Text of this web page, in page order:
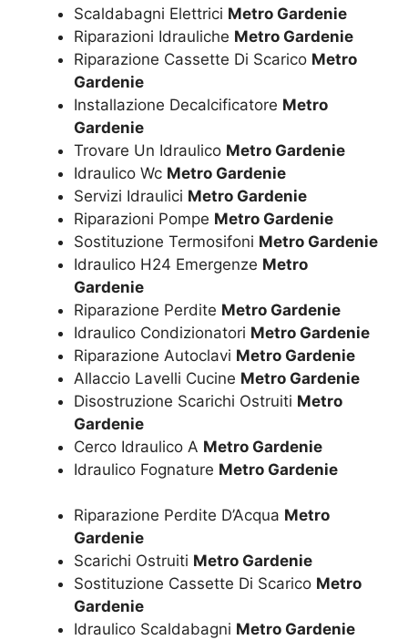
Scaldabagni Elettrici Metro Gardenie
Riparazioni Idrauliche Metro Gardenie
Riparazione Cassette Di Scarico Metro
Gardenie
Installazione Decalcificatore Metro
Gardenie
Trovare Un Idraulico Metro Gardenie
Idraulico Wc Metro Gardenie
Servizi Idraulici Metro Gardenie
Riparazioni Pompe Metro Gardenie
Sostituzione Termosifoni Metro Gardenie
Idraulico H24 Emergenze Metro
Gardenie
Riparazione Perdite Metro Gardenie
Idraulico Condizionatori Metro Gardenie
Riparazione Autoclavi Metro Gardenie
Allaccio Lavelli Cucine Metro Gardenie
Disostruzione Scarichi Ostruiti Metro
Gardenie
Cerco Idraulico A Metro Gardenie
Idraulico Fognature Metro Gardenie
Riparazione Perdite D’Acqua Metro
Gardenie
Scarichi Ostruiti Metro Gardenie
Sostituzione Cassette Di Scarico Metro
Gardenie
Idraulico Scaldabagni Metro Gardenie